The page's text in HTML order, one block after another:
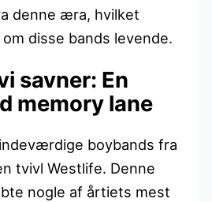
denne æra, hvilket
disse bands levende.
savner: En
memory lane
boybands fra
tvivl Westlife. Denne
nogle af årtiets mest